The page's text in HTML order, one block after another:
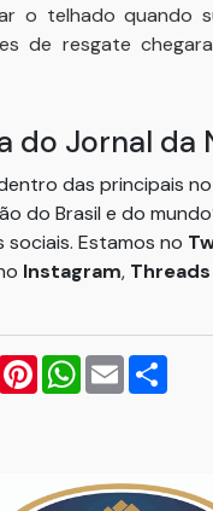
o telhado quando
de resgate
do Jornal da
das principais
do Brasil e do
sociais. Estamos no
Instagram, Threads
LinkedInPinterestWhatsApp
Email